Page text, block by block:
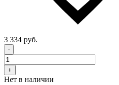
3 334 руб.
-
+
Нет в наличии